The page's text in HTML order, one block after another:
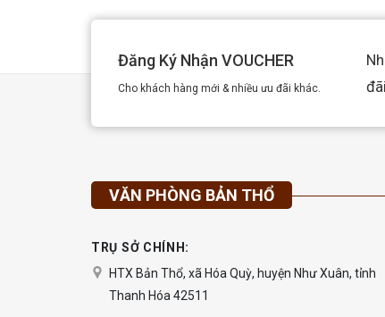
Đăng Ký Nhận VOUCHER
Cho khách hàng mới & nhiều ưu đãi khác.
VĂN PHÒNG BẢN THỔ
TRỤ SỞ CHÍNH:
HTX Bản Thổ, xã Hóa Quỳ, huyện Như Xuân, tỉnh
Thanh Hóa 42511